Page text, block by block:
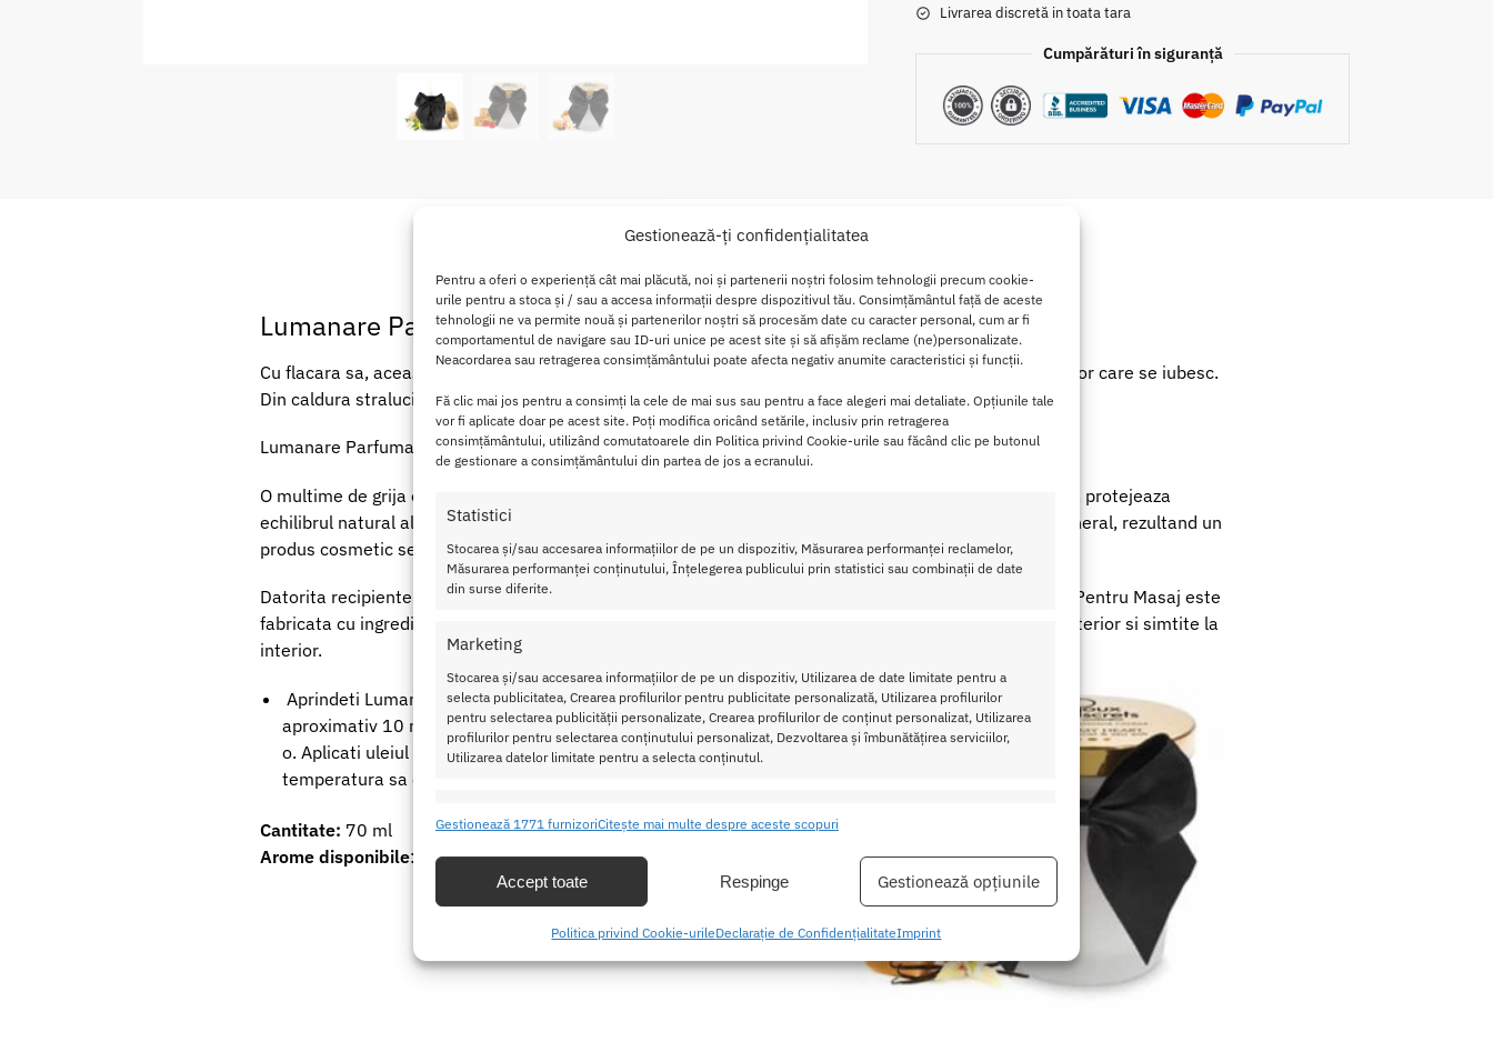
Gestionează-ți confidențialitatea
Pentru a oferi o experiență cât mai plăcută, noi și partenerii noștri folosim tehnologii precum cookie-
urile pentru a stoca și / sau a accesa informații despre dispozitivul tău. Consimțământul față de aceste
tehnologii ne va permite nouă și partenerilor noștri să procesăm date cu caracter personal, cum ar fi
comportamentul de navigare sau ID-uri unice pe acest site și să afișăm reclame (ne)personalizate.
Neacordarea sau retragerea consimțământului poate afecta negativ anumite caracteristici și funcții.
Fă clic mai jos pentru a consimți la cele de mai sus sau pentru a face alegeri mai detaliate. Opțiunile tale
vor fi aplicate doar pe acest site. Poți modifica oricând setările, inclusiv prin retragerea
consimțământului, utilizând comutatoarele din Politica privind Cookie-urile sau făcând clic pe butonul
de gestionare a consimțământului din partea de jos a ecranului.
Statistici
Stocarea și/sau accesarea informațiilor de pe un dispozitiv, Măsurarea performanței reclamelor,
Măsurarea performanței conținutului, Înțelegerea publicului prin statistici sau combinații de date
din surse diferite.
Marketing
Stocarea și/sau accesarea informațiilor de pe un dispozitiv, Utilizarea de date limitate pentru a
selecta publicitatea, Crearea profilurilor pentru publicitate personalizată, Utilizarea profilurilor
pentru selectarea publicității personalizate, Crearea profilurilor de conținut personalizat, Utilizarea
profilurilor pentru selectarea conținutului personalizat, Dezvoltarea și îmbunătățirea serviciilor,
Utilizarea datelor limitate pentru a selecta conținutul.
dispozitive, Identificarea dispozitivelor pe baza informațiilor transmise automat.
baza informațiilor solicitate în mod activ.
Gestionează 1771 furnizoriCitește mai multe despre aceste scopuri
Accept toate Respinge Gestionează opțiunile
Politica privind Cookie-urileDeclarație de ConfidențialitateImprint
Livrarea discretă in toata tara
Cumpărături în siguranță
Informații suplimentare
Lumanare Parfumata Pentru Masaj Bijoux Indiscrets
Cu flacara sa, aceasta Lumanare Parfumata Pentru Masaj dezvaluie semnificatia privirilor din ochii celor care se iubesc.
Din caldura stralucirii sale moi, izvorasc parfumuri si ceara vegetala pentru cele mai senzuale masaje.
Lumanare Parfumata Pentru Masaj Bijoux Indiscrets este creata special pentru a te simti minunat.
O multime de grija este adusa in procesul de selectare a ingredientelor naturale si a parfumurilor care, protejeaza
echilibrul natural al pielii tale. Formula acestei lumanari parfumate nu contine paraben si doar ulei mineral, rezultand un
produs cosmetic senzual foarte select care va atinge pielea in conditii optime.
Datorita recipientelor de sticla, produsul asigura stabilitate si calitate perfecta. Lumanare Parfumata Pentru Masaj este
fabricata cu ingrediente naturale care sunt benefice pielii tale si ale caror efecte pot fi observate la exterior si simtite la
interior.
Aprindeti Lumanare pentru masaj si lasati-o sa arda
aproximativ 10 minute, pana devine lichida, dupa care stingeti-
o. Aplicati uleiul de masaj pe piele, dupa ce verificati daca
temperatura sa este confortabila pentru piele.
Cantitate: 70 ml
Arome disponibile: Soft Caramel, Wild Strawberry, Aphrodisia